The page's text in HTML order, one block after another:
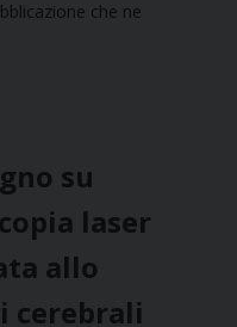
che ne
su
laser
allo
cerebrali